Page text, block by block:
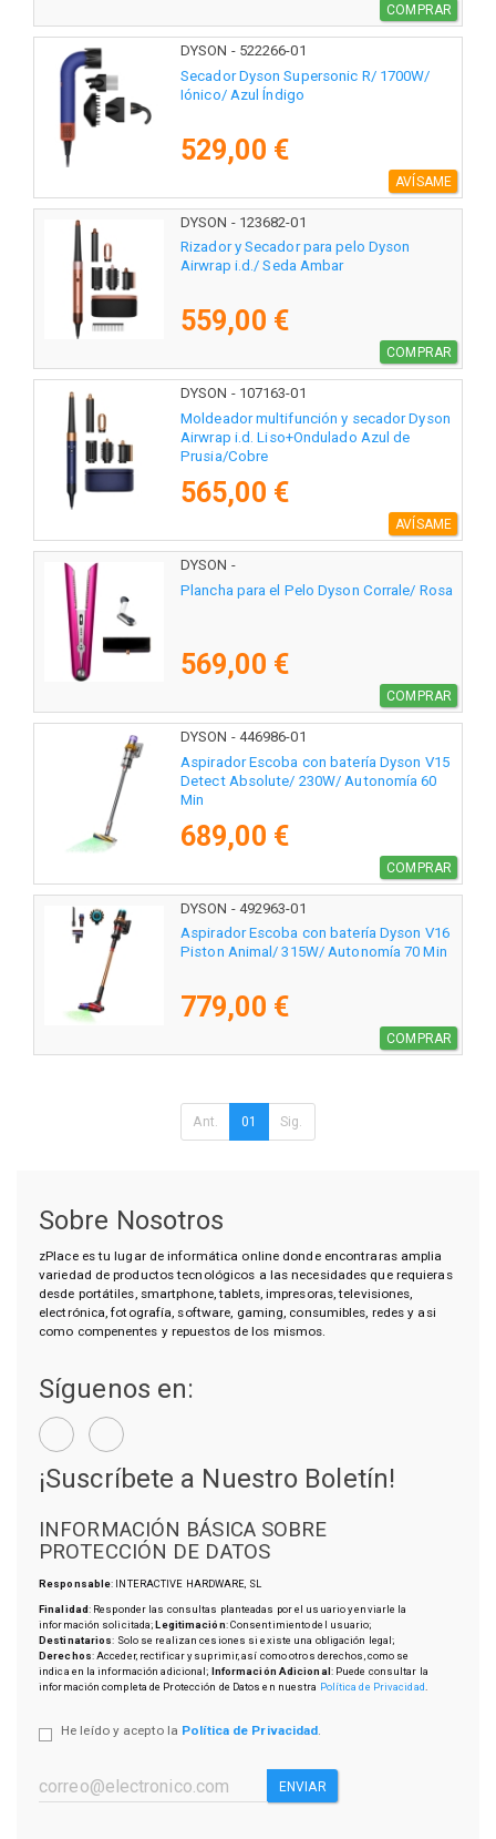
COMPRAR
DYSON - 522266-01
Secador Dyson Supersonic R/ 1700W/
Iónico/ Azul Índigo
529,00 €
AVÍSAME
DYSON - 123682-01
Rizador y Secador para pelo Dyson
Airwrap i.d./ Seda Ambar
559,00 €
COMPRAR
DYSON - 107163-01
Moldeador multifunción y secador Dyson
Airwrap i.d. Liso+Ondulado Azul de
Prusia/Cobre
565,00 €
AVÍSAME
DYSON -
Plancha para el Pelo Dyson Corrale/ Rosa
569,00 €
COMPRAR
DYSON - 446986-01
Aspirador Escoba con batería Dyson V15
Detect Absolute/ 230W/ Autonomía 60
Min
689,00 €
COMPRAR
DYSON - 492963-01
Aspirador Escoba con batería Dyson V16
Piston Animal/ 315W/ Autonomía 70 Min
779,00 €
COMPRAR
Ant. 01 Sig.
Sobre Nosotros
zPlace es tu lugar de informática online donde encontraras amplia
variedad de productos tecnológicos a las necesidades que requieras
desde portátiles, smartphone, tablets, impresoras, televisiones,
electrónica, fotografía, software, gaming, consumibles, redes y asi
como compenentes y repuestos de los mismos.
Síguenos en:
¡Suscríbete a Nuestro Boletín!
INFORMACIÓN BÁSICA SOBRE
PROTECCIÓN DE DATOS
Responsable: INTERACTIVE HARDWARE, SL
Finalidad: Responder las consultas planteadas por el usuario y enviarle la
información solicitada;Legitimación: Consentimiento del usuario;
Destinatarios: Solo se realizan cesiones si existe una obligación legal;
Derechos: Acceder, rectificar y suprimir, así como otros derechos, como se
indica en la información adicional; Información Adicional: Puede consultar la
información completa de Protección de Datos en nuestra Política de Privacidad
He leído y acepto la Política de Privacidad.
ENVIAR